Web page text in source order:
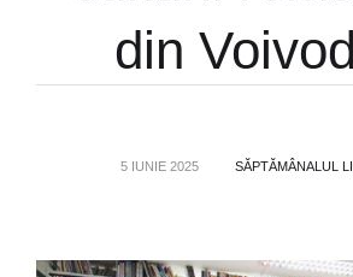
din
5 IUNIE 2025 SĂPTĂMÂNALUL